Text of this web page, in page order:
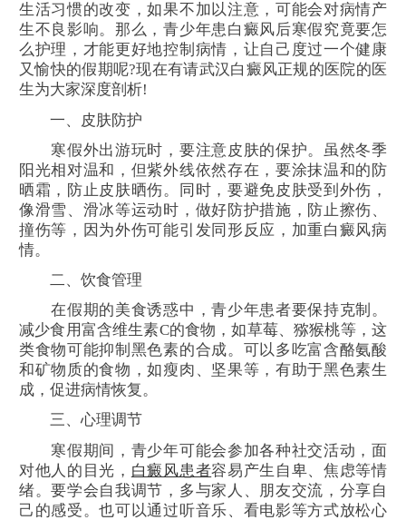
生活习惯的改变，如果不加以注意，可能会对病情产
生不良影响。那么，青少年患白癜风后寒假究竟要怎
么护理，才能更好地控制病情，让自己度过一个健康
又愉快的假期呢?现在有请武汉白癜风正规的医院的医
生为大家深度剖析!
一、皮肤防护
寒假外出游玩时，要注意皮肤的保护。虽然冬季
阳光相对温和，但紫外线依然存在，要涂抹温和的防
晒霜，防止皮肤晒伤。同时，要避免皮肤受到外伤，
像滑雪、滑冰等运动时，做好防护措施，防止擦伤、
撞伤等，因为外伤可能引发同形反应，加重白癜风病
情。
二、饮食管理
在假期的美食诱惑中，青少年患者要保持克制。
减少食用富含维生素C的食物，如草莓、猕猴桃等，这
类食物可能抑制黑色素的合成。可以多吃富含酪氨酸
和矿物质的食物，如瘦肉、坚果等，有助于黑色素生
成，促进病情恢复。
三、心理调节
寒假期间，青少年可能会参加各种社交活动，面
对他人的目光， 白癜风患者容易产生自卑、焦虑等情
绪。要学会自我调节，多与家人、朋友交流，分享自
己的感受。也可以通过听音乐、看电影等方式放松心